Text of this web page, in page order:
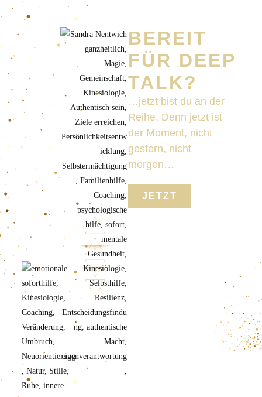
BEREIT
FÜR DEEP
TALK?
…jetzt bist du an der
Reihe. Denn jetzt ist
der Moment, nicht
gestern, nicht
morgen…
JETZT